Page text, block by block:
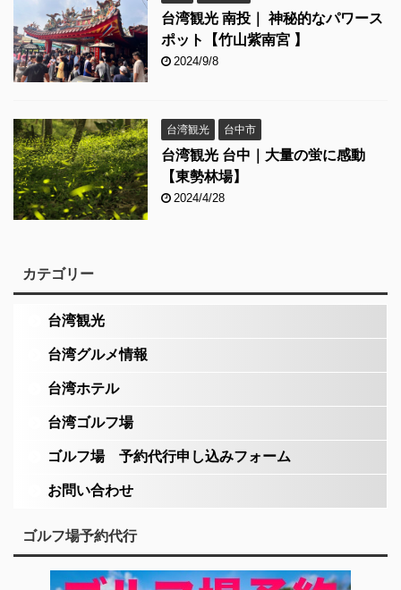
台湾観光 南投｜ 神秘的なパワース
ポット【竹山紫南宮 】
2024/9/8
台湾観光 台中市
台湾観光 台中｜大量の蛍に感動
【東勢林場】
2024/4/28
カテゴリー
台湾観光
台湾グルメ情報
台湾ホテル
台湾ゴルフ場
ゴルフ場 予約代行申し込みフォーム
お問い合わせ
ゴルフ場予約代行